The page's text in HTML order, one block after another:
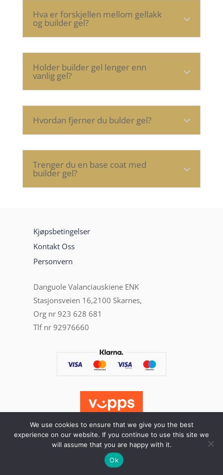
Hva er forskjellen mellom gellakk
og builder gel?
Holder builder gel lenger enn
vanlig gel?
Hvordan fjerner du bulder gel?
Trenger du en base coat med
builder gel?
Kjøpsbetingelser
Kontakt Oss
Personvern
Danguole Valanciauskiene ENK
Stasjonsveien 16,2100 Skarnes,
Org nr 923 628 681
Tlf nr 92976660
copyright © beautyfactory.no laget av
We use cookies to ensure that we give you the best
experience on our website. If you continue to use this site we
will assume that you are happy with it.
Ok